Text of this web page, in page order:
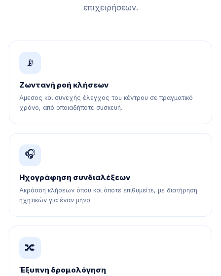
επιχειρήσεων.
📡
Ζωντανή ροή κλήσεων
Άμεσος και συνεχής έλεγχος του κέντρου σε πραγματικό
χρόνο, από οποιαδήποτε συσκευή.
🎧
Ηχογράφηση συνδιαλέξεων
Ακρόαση κλήσεων όπου και όποτε επιθυμείτε, με διατήρηση
ηχητικών για έναν μήνα.
🔀
Έξυπνη δρομολόγηση